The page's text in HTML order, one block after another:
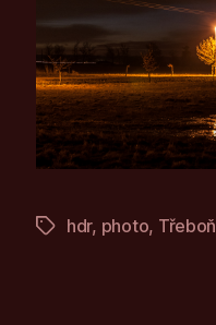
Štítkyhdr, photo, Třeboň